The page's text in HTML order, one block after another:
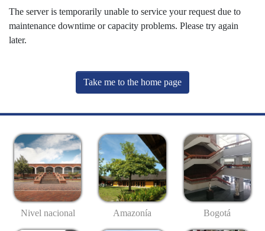
The server is temporarily unable to service your request due to
maintenance downtime or capacity problems. Please try again
later.
Take me to the home page
Nivel nacional Amazonía Bogotá